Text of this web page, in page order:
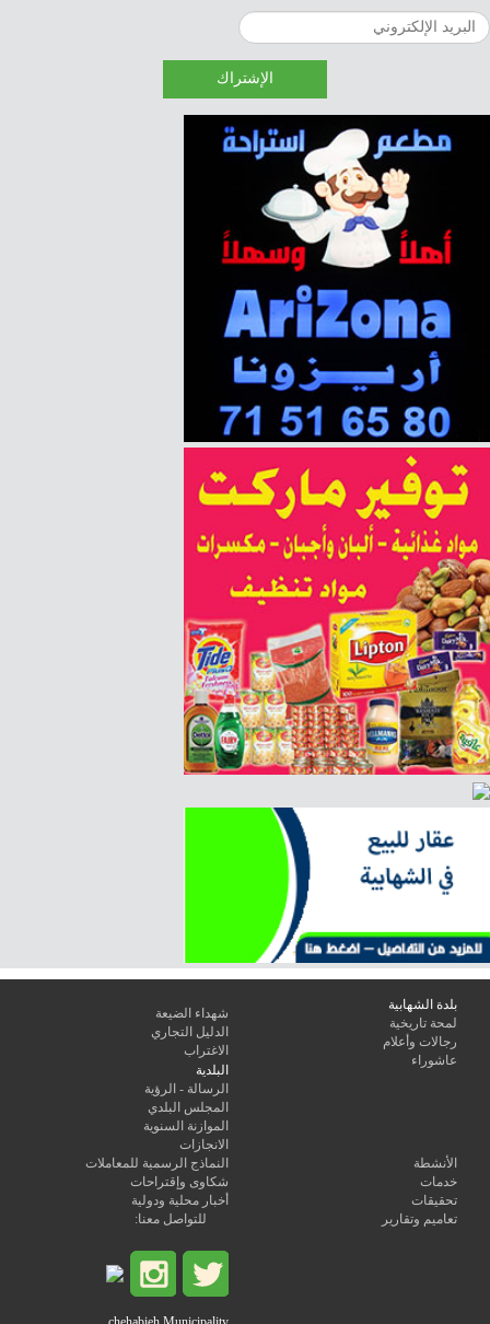
بلدة الشهابية
لمحة تاريخية
رجالات وأعلام
عاشوراء
شهداء الضيعة
الدليل التجاري
الاغتراب
البلدية
الرسالة - الرؤية
المجلس البلدي
الموازنة السنوية
الانجازات
الأنشطة
خدمات
تحقيقات
تعاميم وتقارير
النماذج الرسمية للمعاملات
شكاوى وإقتراحات
أخبار محلية ودولية
للتواصل معنا: